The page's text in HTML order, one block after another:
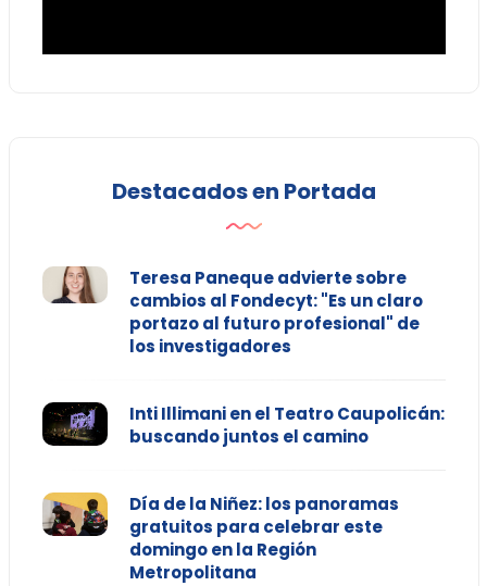
Destacados en Portada
Teresa Paneque advierte sobre
cambios al Fondecyt: "Es un claro
portazo al futuro profesional" de
los investigadores
Inti Illimani en el Teatro Caupolicán:
buscando juntos el camino
Día de la Niñez: los panoramas
gratuitos para celebrar este
domingo en la Región
Metropolitana